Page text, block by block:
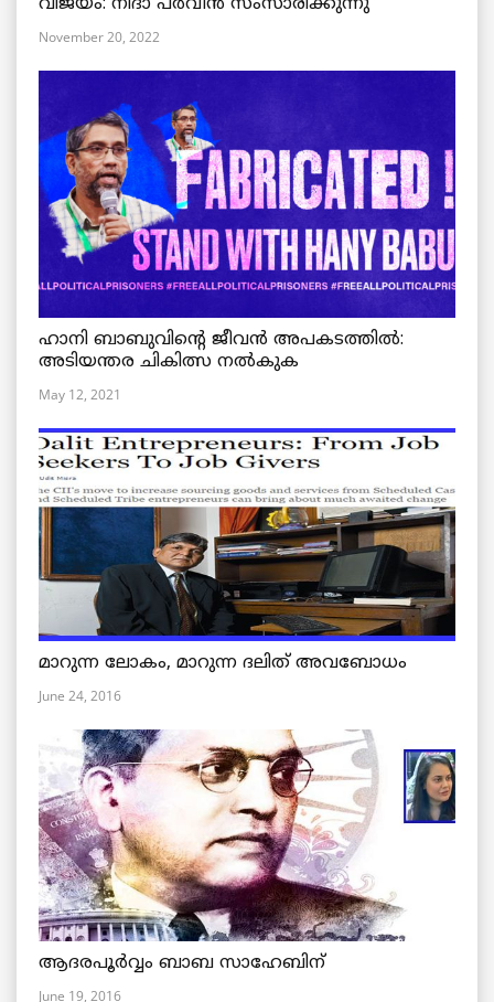
വിജയം: നിദാ പർവീൻ സംസാരിക്കുന്നു
November 20, 2022
ഹാനി ബാബുവിന്റെ ജീവൻ അപകടത്തിൽ:
അടിയന്തര ചികിത്സ നൽകുക
May 12, 2021
മാറുന്ന ലോകം, മാറുന്ന ദലിത് അവബോധം
June 24, 2016
ആദരപൂര്‍വ്വം ബാബ സാഹേബിന്
June 19, 2016